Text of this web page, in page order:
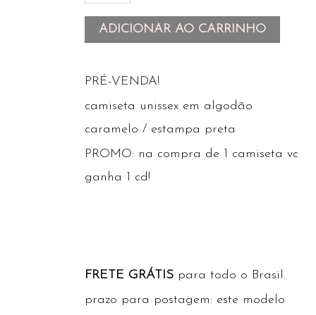
ADICIONAR AO CARRINHO
PRÉ-VENDA!
camiseta unissex em algodão
caramelo / estampa preta
PROMO: na compra de 1 camiseta vc
ganha 1 cd!
FRETE GRÁTIS para todo o Brasil.
prazo para postagem: este modelo